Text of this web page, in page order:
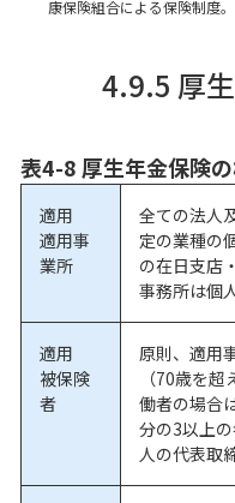
康保険組合による保険制度。
4.9.5 厚
表4-8 厚生年金保険
適用
適用事
業所
全ての法人
定の業種の
の在日支店
事務所は個
適用
被保険
者
原則、適用
（70歳を
働者の場合
分の3以上
人の代表取